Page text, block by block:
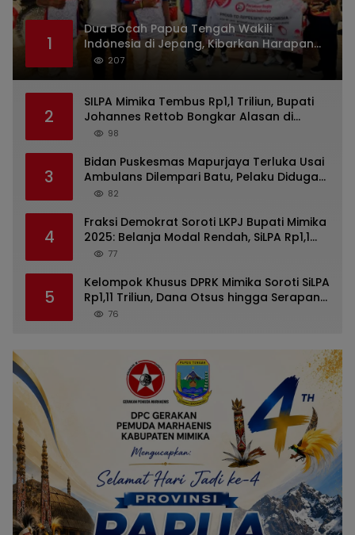
1
Dua Bocah Papua Tengah Wakili
Indonesia di Jepang, Kibarkan Harapan
dari Mimika ke Panggung Dunia
207
2
SILPA Mimika Tembus Rp1,1 Triliun, Bupati
Johannes Rettob Bongkar Alasan di
Depan DPRK: Uang Tidak Hilang!
98
3
Bidan Puskesmas Mapurjaya Terluka Usai
Ambulans Dilempari Batu, Pelaku Diduga
Kelompok Mabuk di Jalan Poros Timika
82
4
Fraksi Demokrat Soroti LKPJ Bupati Mimika
2025: Belanja Modal Rendah, SiLPA Rp1,1
Triliun hingga Infrastruktur Tak Capai
77
5
Kelompok Khusus DPRK Mimika Soroti SiLPA
Rp1,11 Triliun, Dana Otsus hingga Serapan
Belanja dalam Pandangan Umum LKPJ
76